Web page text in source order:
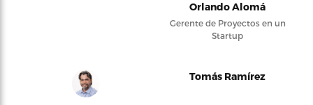
Orlando Alomá
Gerente de Proyectos en un
Startup
Tomás Ramírez